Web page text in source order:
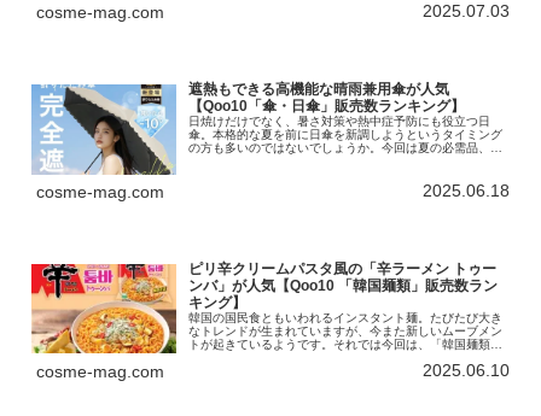
cosme-mag.com 2025.07.03
遮熱もできる高機能な晴雨兼用傘が人気
【Qoo10「傘・日傘」販売数ランキング】
日焼けだけでなく、暑さ対策や熱中症予防にも役立つ日
傘。本格的な夏を前に日傘を新調しようというタイミング
の方も多いのではないでしょうか。今回は夏の必需品、
cosme-mag.com 2025.06.18
ピリ辛クリームパスタ風の「辛ラーメン トゥー
ンバ」が人気【Qoo10 「韓国麺類」販売数ラン
キング】
韓国の国民食ともいわれるインスタント麺。たびたび大き
なトレンドが生まれていますが、今また新しいムーブメン
トが起きているようです。それでは今回は、「韓国麺類」
cosme-mag.com 2025.06.10